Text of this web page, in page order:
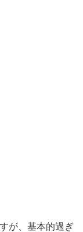
が、基本的過ぎ